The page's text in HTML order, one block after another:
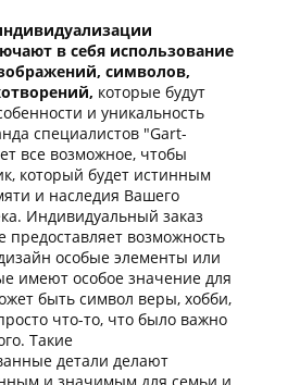
в себя использование
символов,
которые будут
и уникальность
специалистов "Gart-
все возможное, чтобы
который будет истинным
и наследия Вашего
Индивидуальный заказ
предоставляет возможность
особые элементы или
имеют особое значение для
быть символ веры, хобби,
что-то, что было важно
Такие
детали делают